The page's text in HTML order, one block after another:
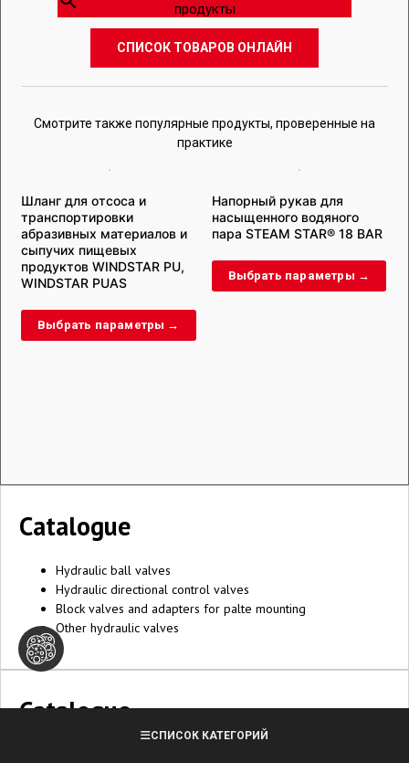
СПИСОК КАТЕГОРИЙ
продукты
СПИСОК ТОВАРОВ ОНЛАЙН
Смотрите также популярные продукты, проверенные на
практике
Шланг для отсоса и
транспортировки
абразивных материалов и
сыпучих пищевых
продуктов WINDSTAR PU,
WINDSTAR PUAS
Выбрать параметры →
Напорный рукав для
насыщенного водяного
пара STEAM STAR® 18 BAR
Выбрать параметры →
Catalogue
Hydraulic ball valves
Hydraulic directional control valves
Block valves and adapters for palte mounting
Other hydraulic valves
Catalogue